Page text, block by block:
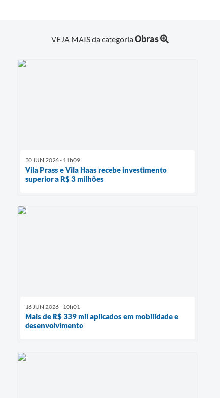
VEJA MAIS da categoriaObras
30 JUN 2026 - 11h09
Vila Prass e Vila Haas recebe investimento
superior a R$ 3 milhões
16 JUN 2026 - 10h01
Mais de R$ 339 mil aplicados em mobilidade e
desenvolvimento